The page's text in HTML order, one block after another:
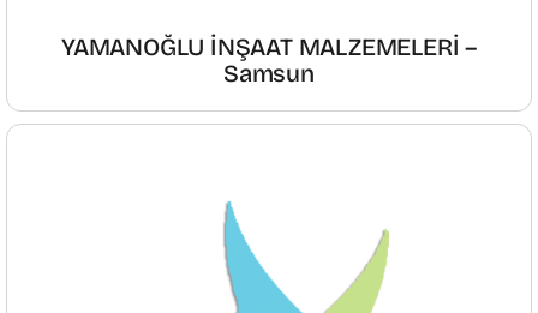
YAMANOĞLU İNŞAAT MALZEMELERİ –
Samsun